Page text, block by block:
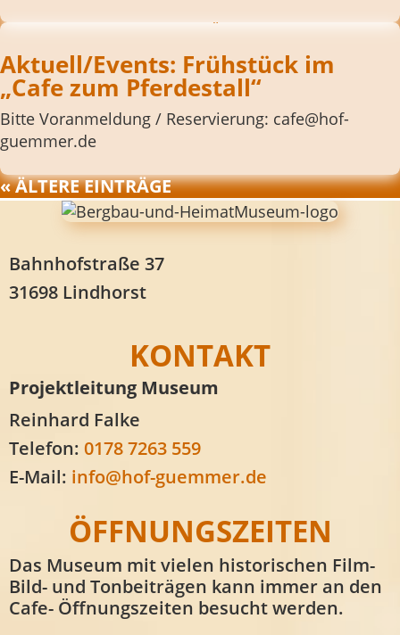
Aktuell/Events: Frühstück im
„Cafe zum Pferdestall“
Bitte Voranmeldung / Reservierung: cafe@hof-
guemmer.de
« ÄLTERE EINTRÄGE
Bahnhofstraße 37
31698 Lindhorst
KONTAKT
Projektleitung Museum
Reinhard Falke
Telefon: 0178 7263 559
E-Mail: info@hof-guemmer.de
ÖFFNUNGSZEITEN
Das Museum mit vielen historischen Film-
Bild- und Tonbeiträgen kann immer an den
Cafe- Öffnungszeiten besucht werden.